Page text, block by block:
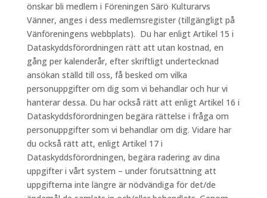
önskar bli medlem i Föreningen Särö Kulturarvs
Vänner, anges i dess medlemsregister (tillgängligt på
Vänföreningens webbplats). Du har enligt Artikel 15 i
Dataskyddsförordningen rätt att utan kostnad, en
gång per kalenderår, efter skriftligt undertecknad
ansökan ställd till oss, få besked om vilka
personuppgifter om dig som vi behandlar och hur vi
hanterar dessa. Du har också rätt att enligt Artikel 16 i
Dataskyddsförordningen begära rättelse i fråga om
personuppgifter som vi behandlar om dig. Vidare har
du också rätt att, enligt Artikel 17 i
Dataskyddsförordningen, begära radering av dina
uppgifter i vårt system – under förutsättning att
uppgifterna inte längre är nödvändiga för det/de